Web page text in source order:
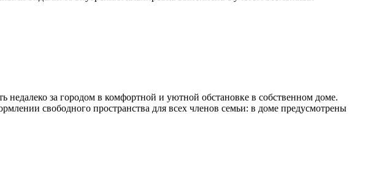
за городом в комфортной и уютной обстановке в собственном доме.
свободного пространства для всех членов семьи: в доме предусмотрены